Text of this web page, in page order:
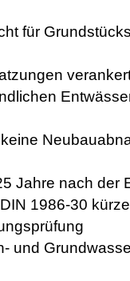
für
Jahre nach der
1986-30
und